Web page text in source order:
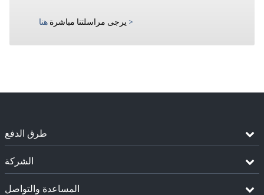
يرجى مراسلتنا مباشرة هنا >
طرق الدفع
الشركة
المساعدة والتواصل